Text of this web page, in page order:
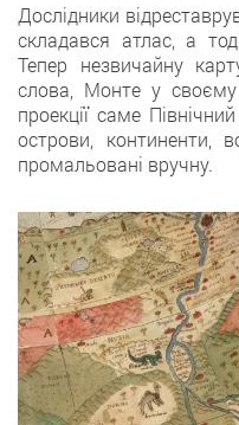
Дослідники
складався атлас, а
Тепер незвичайну
слова, Монте у своєму
проекції саме
острови, континенти,
промальовані вручну.